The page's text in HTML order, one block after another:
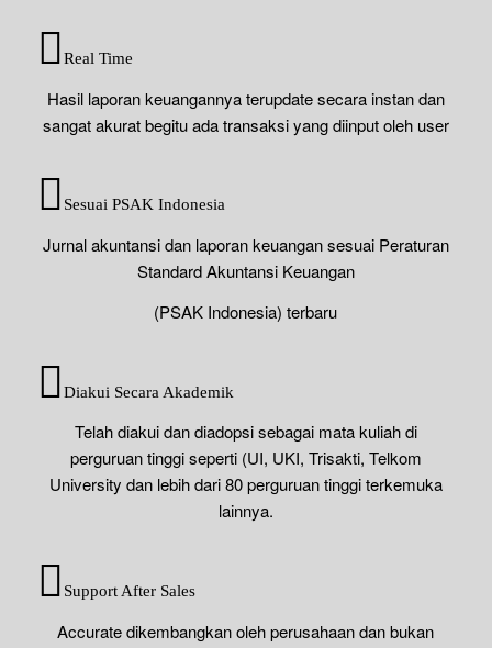
Real Time
Hasil laporan keuangannya terupdate secara instan dan
sangat akurat begitu ada transaksi yang diinput oleh user
Sesuai PSAK Indonesia
Jurnal akuntansi dan laporan keuangan sesuai Peraturan
Standard Akuntansi Keuangan
(PSAK Indonesia) terbaru
Diakui Secara Akademik
Telah diakui dan diadopsi sebagai mata kuliah di
perguruan tinggi seperti (UI, UKI, Trisakti, Telkom
University dan lebih dari 80 perguruan tinggi terkemuka
lainnya.
Support After Sales
Accurate dikembangkan oleh perusahaan dan bukan